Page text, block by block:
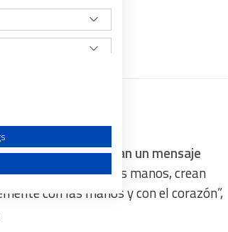
de la Paz, quellevan un mensaje
el corazón, con las manos, crean
con las manos y con el corazón”,